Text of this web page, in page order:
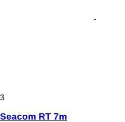
3
Seacom RT 7m